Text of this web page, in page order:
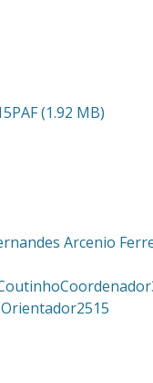
(1.92 MB)
Arcenio